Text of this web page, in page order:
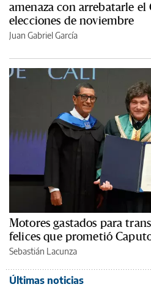
amenaza con arrebatarle el
elecciones de noviembre
Juan Gabriel García
Motores gastados para
felices que prometió
Sebastián Lacunza
Últimas noticias